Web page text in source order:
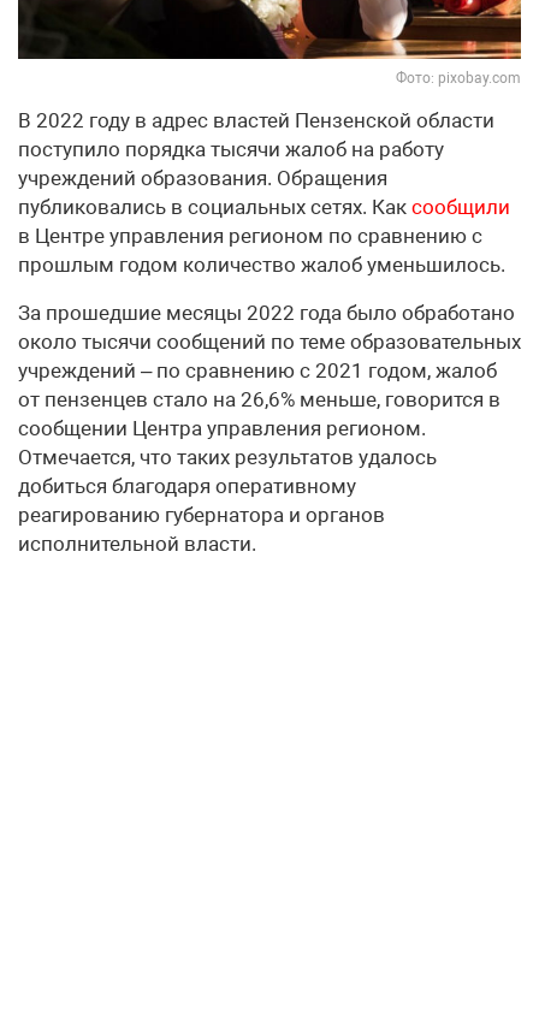
Фото: pixobay.com
В 2022 году в адрес властей Пензенской области
поступило порядка тысячи жалоб на работу
учреждений образования. Обращения
публиковались в социальных сетях. Как сообщили
в Центре управления регионом по сравнению с
прошлым годом количество жалоб уменьшилось.
За прошедшие месяцы 2022 года было обработано
около тысячи сообщений по теме образовательных
учреждений – по сравнению с 2021 годом, жалоб
от пензенцев стало на 26,6% меньше, говорится в
сообщении Центра управления регионом.
Отмечается, что таких результатов удалось
добиться благодаря оперативному
реагированию губернатора и органов
исполнительной власти.